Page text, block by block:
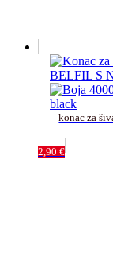
konac za
2,90 €